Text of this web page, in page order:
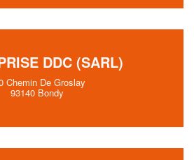
DDC (SARL)
Chemin De Groslay
93140 Bondy